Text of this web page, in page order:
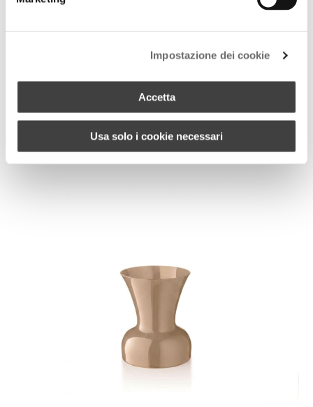
Impostazione dei cookie
Accetta
Usa solo i cookie necessari
+ 8